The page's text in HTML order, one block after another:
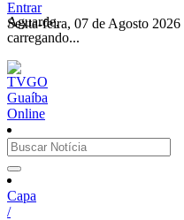
Aguarde,
carregando...
Entrar
Sexta-feira, 07 de Agosto 2026
Capa
/